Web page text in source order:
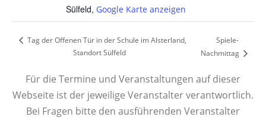
Sülfeld, Google Karte anzeigen
Tag der Offenen Tür in der Schule im Alsterland,
Standort Sülfeld
Spiele-
Nachmittag
Für die Termine und Veranstaltungen auf dieser
Webseite ist der jeweilige Veranstalter verantwortlich.
Bei Fragen bitte den ausführenden Veranstalter